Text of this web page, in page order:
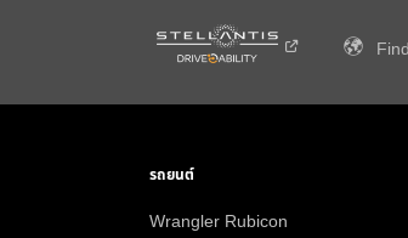
รถยนต์
Wrangler Rubicon